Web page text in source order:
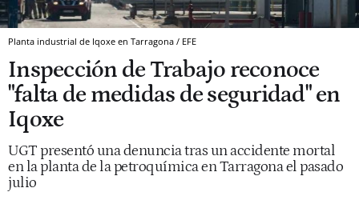
Planta industrial de Iqoxe en Tarragona / EFE
Inspección de Trabajo reconoce
"falta de medidas de seguridad" en
Iqoxe
UGT presentó una denuncia tras un accidente mortal
en la planta de la petroquímica en Tarragona el pasado
julio